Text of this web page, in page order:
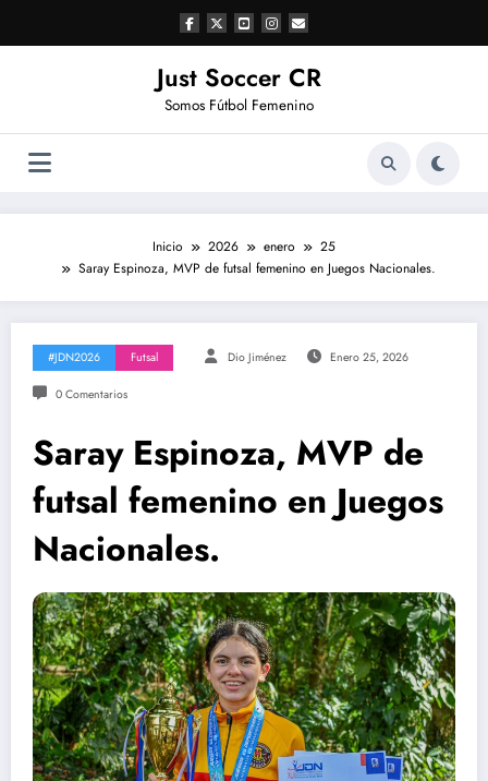
contenido
Just Soccer CR
Somos Fútbol Femenino
Inicio 2026 enero
25
Saray Espinoza, MVP de futsal femenino en Juegos Nacionales.
#JDN2026 Futsal Dio Jiménez Enero 25, 2026
0 Comentarios
Saray Espinoza, MVP de
futsal femenino en Juegos
Nacionales.